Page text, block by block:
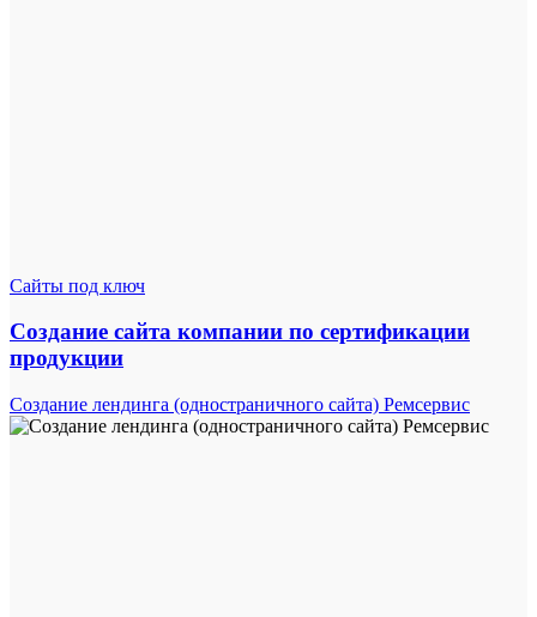
Сайты под ключ
Создание сайта компании по сертификации
продукции
Создание лендинга (одностраничного сайта) Ремсервис